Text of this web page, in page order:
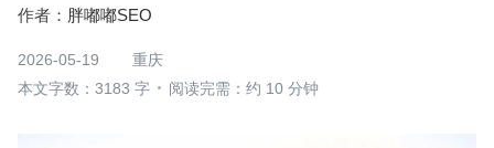
作者： 胖嘟嘟SEO
2026-05-19
重庆
本文字数：3183 字
阅读完需：约 10 分钟